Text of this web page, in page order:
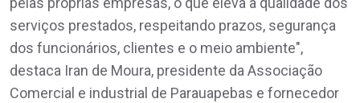
serviços prestados, respeitando prazos, segurança
dos funcionários, clientes e o meio ambiente",
destaca Iran de Moura, presidente da Associação
Comercial e industrial de Parauapebas e fornecedor